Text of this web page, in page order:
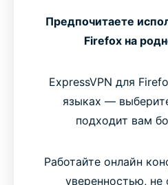
Предпочитаете
Firefox на
ExpressVPN для
языках —
подходит вам
Работайте онлайн
уверенностью, не